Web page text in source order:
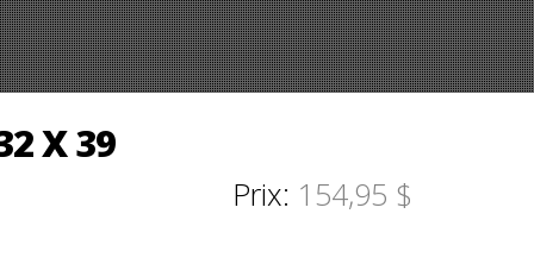
X 39
Prix: 154,95 $